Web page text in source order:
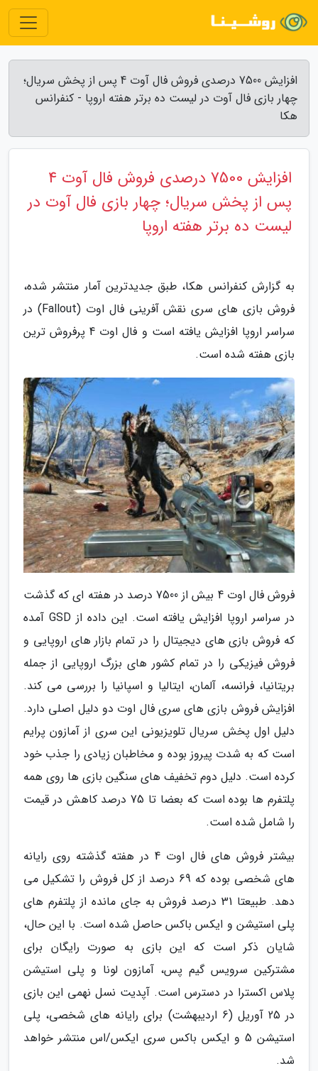
افزایش 7500 درصدی فروش فال آوت 4 پس از پخش سریال؛
چهار بازی فال آوت در لیست ده برتر هفته اروپا - کنفرانس
هکا
افزایش 7500 درصدی فروش فال آوت 4
پس از پخش سریال؛ چهار بازی فال آوت در
لیست ده برتر هفته اروپا
به گزارش کنفرانس هکا، طبق جدیدترین آمار منتشر شده،
فروش بازی های سری نقش آفرینی فال اوت (Fallout) در
سراسر اروپا افزایش یافته است و فال اوت 4 پرفروش ترین
بازی هفته شده است.
فروش فال اوت 4 بیش از 7500 درصد در هفته ای که گذشت
در سراسر اروپا افزایش یافته است. این داده از GSD آمده
که فروش بازی های دیجیتال را در تمام بازار های اروپایی و
فروش فیزیکی را در تمام کشور های بزرگ اروپایی از جمله
بریتانیا، فرانسه، آلمان، ایتالیا و اسپانیا را بررسی می کند.
افزایش فروش بازی های سری فال اوت دو دلیل اصلی دارد.
دلیل اول پخش سریال تلویزیونی این سری از آمازون پرایم
است که به شدت پیروز بوده و مخاطبان زیادی را جذب خود
کرده است. دلیل دوم تخفیف های سنگین بازی ها روی همه
پلتفرم ها بوده است که بعضا تا 75 درصد کاهش در قیمت
را شامل شده است.
بیشتر فروش های فال اوت 4 در هفته گذشته روی رایانه
های شخصی بوده که 69 درصد از کل فروش را تشکیل می
دهد. طبیعتا 31 درصد فروش به جای مانده از پلتفرم های
پلی استیشن و ایکس باکس حاصل شده است. با این حال،
شایان ذکر است که این بازی به صورت رایگان برای
مشترکین سرویس گیم پس، آمازون لونا و پلی استیشن
پلاس اکسترا در دسترس است. آپدیت نسل نهمی این بازی
در 25 آوریل (6 اردیبهشت) برای رایانه های شخصی، پلی
استیشن 5 و ایکس باکس سری ایکس/اس منتشر خواهد
شد.